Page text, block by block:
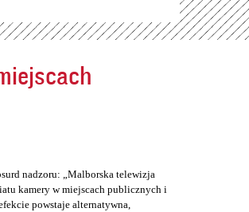
nadzoru: „Malborska telewizja
kamery w miejscach publicznych i
powstaje alternatywna,